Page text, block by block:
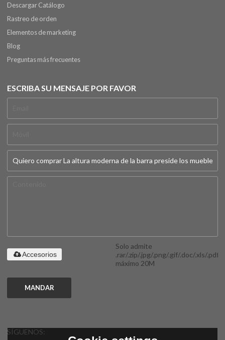
Descargar Catálogo
Rastreo de orden
Elementos de marketing
Blog
Preguntas más frecuentes
ESCRIBA SU MENSAJE POR FAVOR
Solo admite
.rar/.zip/.jpg/.png/.gif/.doc/.xls/.pdf,
máximo 20M
Accesorios
MANDAR
SÍGUENOS: